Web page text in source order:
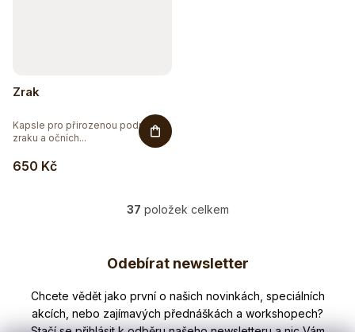
Zrak
650 Kč
Kapsle pro přirozenou podporu
zraku a očních...
O
á
d
a
c
37 položek celkem
a
Odebírat newsletter
Nezmeškejte žádné novinky či slevy!